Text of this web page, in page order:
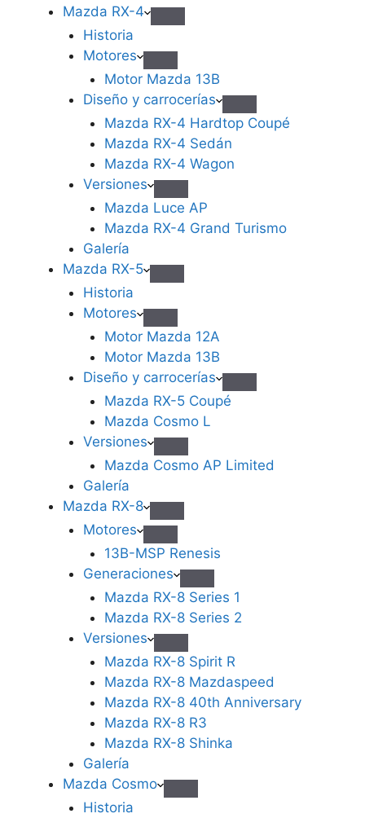
Mazda RX-4
Historia
Motores
Motor Mazda 13B
Diseño y carrocerías
Mazda RX-4 Hardtop Coupé
Mazda RX-4 Sedán
Mazda RX-4 Wagon
Versiones
Mazda Luce AP
Mazda RX-4 Grand Turismo
Galería
Mazda RX-5
Historia
Motores
Motor Mazda 12A
Motor Mazda 13B
Diseño y carrocerías
Mazda RX-5 Coupé
Mazda Cosmo L
Versiones
Mazda Cosmo AP Limited
Galería
Mazda RX-8
Motores
13B-MSP Renesis
Generaciones
Mazda RX-8 Series 1
Mazda RX-8 Series 2
Versiones
Mazda RX-8 Spirit R
Mazda RX-8 Mazdaspeed
Mazda RX-8 40th Anniversary
Mazda RX-8 R3
Mazda RX-8 Shinka
Galería
Mazda Cosmo
Historia